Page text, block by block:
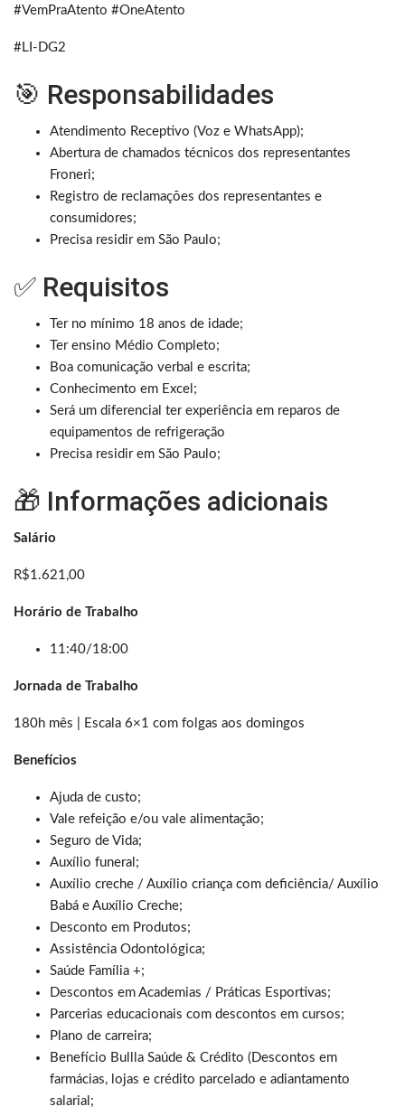
#VemPraAtento #OneAtento
#LI-DG2
🎯 Responsabilidades
Atendimento Receptivo (Voz e WhatsApp);
Abertura de chamados técnicos dos representantes
Froneri;
Registro de reclamações dos representantes e
consumidores;
Precisa residir em São Paulo;
✅ Requisitos
Ter no mínimo 18 anos de idade;
Ter ensino Médio Completo;
Boa comunicação verbal e escrita;
Conhecimento em Excel;
Será um diferencial ter experiência em reparos de
equipamentos de refrigeração
Precisa residir em São Paulo;
🎁 Informações adicionais
Salário
R$1.621,00
Horário de Trabalho
11:40/18:00
Jornada de Trabalho
180h mês | Escala 6×1 com folgas aos domingos
Benefícios
Ajuda de custo;
Vale refeição e/ou vale alimentação;
Seguro de Vida;
Auxílio funeral;
Auxílio creche / Auxílio criança com deficiência/ Auxílio
Babá e Auxílio Creche;
Desconto em Produtos;
Assistência Odontológica;
Saúde Família +;
Descontos em Academias / Práticas Esportivas;
Parcerias educacionais com descontos em cursos;
Plano de carreira;
Benefício Bullla Saúde & Crédito (Descontos em
farmácias, lojas e crédito parcelado e adiantamento
salarial;